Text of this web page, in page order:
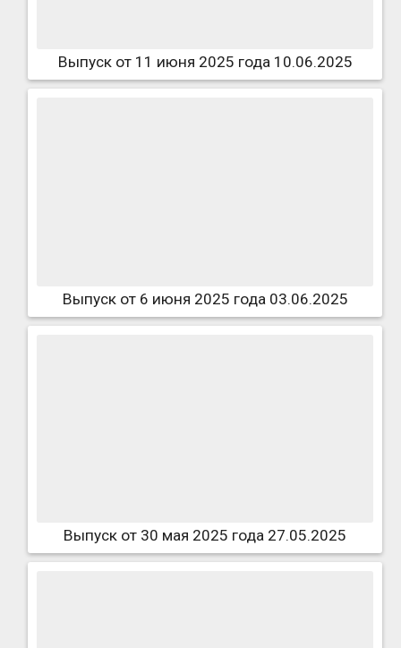
Выпуск от 11 июня 2025 года 10.06.2025
Выпуск от 6 июня 2025 года 03.06.2025
Выпуск от 30 мая 2025 года 27.05.2025